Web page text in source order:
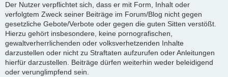
Der Nutzer verpflichtet sich, dass er mit Form, Inhalt oder
verfolgtem Zweck seiner Beiträge im Forum/Blog nicht gegen
gesetzliche Gebote/Verbote oder gegen die guten Sitten verstößt.
Hierzu gehört insbesondere, keine pornografischen,
gewaltverherrlichenden oder volksverhetzenden Inhalte
darzustellen oder nicht zu Straftaten aufzurufen oder Anleitungen
hierfür darzustellen. Beiträge dürfen weiterhin weder beleidigend
oder verunglimpfend sein.